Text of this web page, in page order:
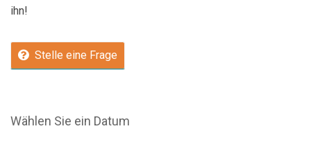
ihn!
Stelle eine Frage
Wählen Sie ein Datum